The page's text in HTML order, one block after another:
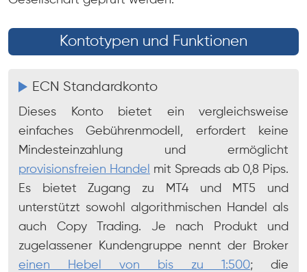
Kontotypen und Funktionen
ECN Standardkonto
Dieses Konto bietet ein vergleichsweise
einfaches Gebührenmodell, erfordert keine
Mindesteinzahlung und ermöglicht
provisionsfreien Handel
mit Spreads ab 0,8 Pips.
Es bietet Zugang zu MT4 und MT5 und
unterstützt sowohl algorithmischen Handel als
auch Copy Trading. Je nach Produkt und
zugelassener Kundengruppe nennt der Broker
einen Hebel von bis zu 1:500; die